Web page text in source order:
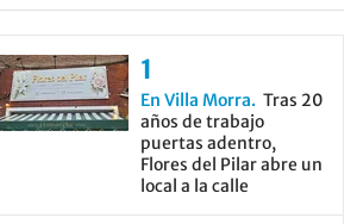
En Villa Morra
Tras 20
años de trabajo
puertas adentro,
Flores del Pilar abre un
local a la calle